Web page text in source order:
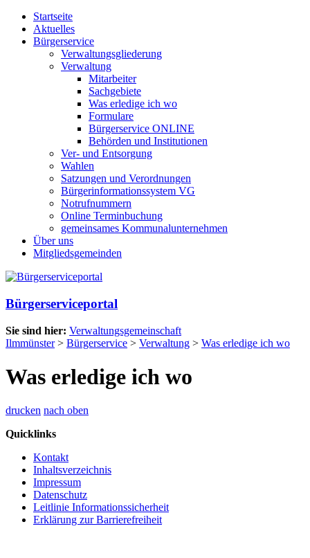
Startseite
Aktuelles
Bürgerservice
Verwaltungsgliederung
Verwaltung
Mitarbeiter
Sachgebiete
Was erledige ich wo
Formulare
Bürgerservice ONLINE
Behörden und Institutionen
Ver- und Entsorgung
Wahlen
Satzungen und Verordnungen
Bürgerinformationssystem VG
Notrufnummern
Online Terminbuchung
gemeinsames Kommunalunternehmen
Über uns
Mitgliedsgemeinden
Bürgerserviceportal
Sie sind hier: Verwaltungsgemeinschaft
Ilmmünster> Bürgerservice > Verwaltung > Was erledige ich wo
Was erledige ich wo
drucken nach oben
Quicklinks
Kontakt
Inhaltsverzeichnis
Impressum
Datenschutz
Leitlinie Informationssicherheit
Erklärung zur Barrierefreiheit